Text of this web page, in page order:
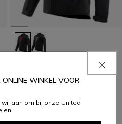
MOTORFIETSJACK HEREN IN
STOF
€ 199
ONLINE WINKEL VOOR
aan om bij onze United